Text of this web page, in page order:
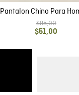
Pantalon Chino Para
$85,00
$51,00